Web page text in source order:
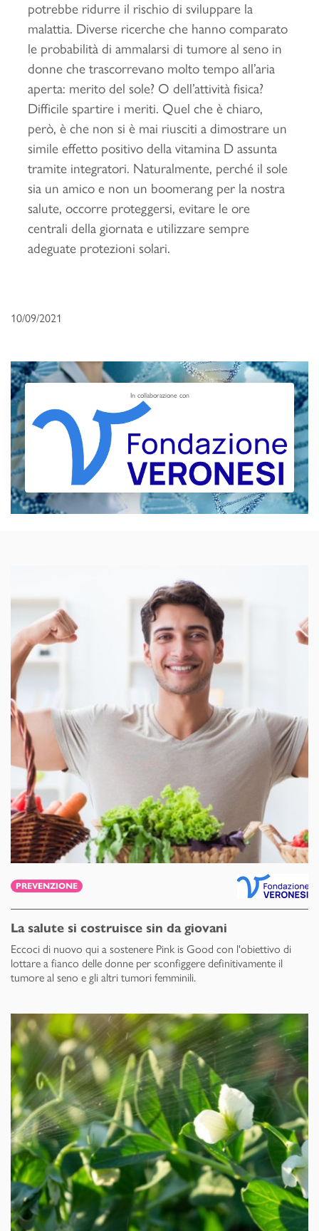
potrebbe ridurre il rischio di sviluppare la
malattia. Diverse ricerche che hanno comparato
le probabilità di ammalarsi di tumore al seno in
donne che trascorrevano molto tempo all’aria
aperta: merito del sole? O dell’attività fisica?
Difficile spartire i meriti. Quel che è chiaro,
però, è che non si è mai riusciti a dimostrare un
simile effetto positivo della vitamina D assunta
tramite integratori. Naturalmente, perché il sole
sia un amico e non un boomerang per la nostra
salute, occorre proteggersi, evitare le ore
centrali della giornata e utilizzare sempre
adeguate protezioni solari.
10/09/2021
In collaborazione con
PREVENZIONE
La salute si costruisce sin da giovani
Eccoci di nuovo qui a sostenere Pink is Good con l'obiettivo di
lottare a fianco delle donne per sconfiggere definitivamente il
tumore al seno e gli altri tumori femminili.